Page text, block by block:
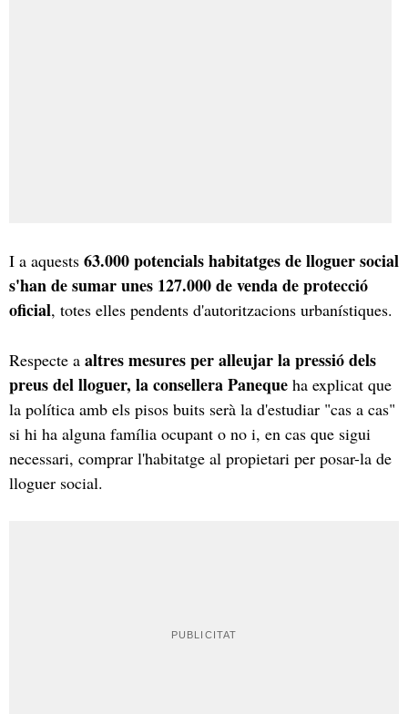
I a aquests 63.000 potencials habitatges de lloguer social
s'han de sumar unes 127.000 de venda de protecció
oficial, totes elles pendents d'autoritzacions urbanístiques.
Respecte a altres mesures per alleujar la pressió dels
preus del lloguer, la consellera Paneque ha explicat que
la política amb els pisos buits serà la d'estudiar "cas a cas"
si hi ha alguna família ocupant o no i, en cas que sigui
necessari, comprar l'habitatge al propietari per posar-la de
lloguer social.